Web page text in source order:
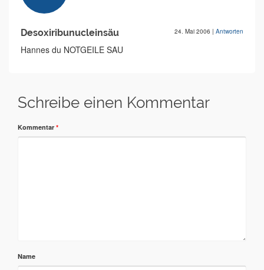
Desoxiribunucleinsäu 24. Mai 2006 | Antworten
Hannes du NOTGEILE SAU
Schreibe einen Kommentar
Kommentar *
Name